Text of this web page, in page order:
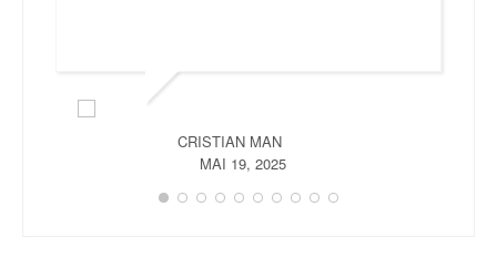
CRISTIAN MAN
MAI 19, 2025